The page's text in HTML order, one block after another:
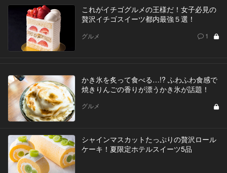
これがイチゴグルメの王様だ！女子必見の
贅沢イチゴスイーツ都内最強５選！
グルメ 1
かき氷を炙って食べる…!? ふわふわ食感で
焼きりんごの香りが漂うかき氷が話題！
グルメ
シャインマスカットたっぷりの贅沢ロール
ケーキ！夏限定ホテルスイーツ5品